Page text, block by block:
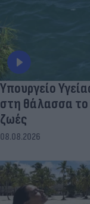
Υπουργείο
στη θάλασσα
ζωές
08.08.2026